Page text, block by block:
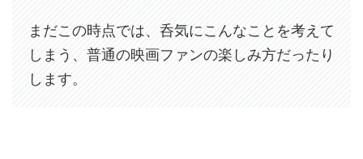
まだこの時点では、呑気にこんなことを考えて
しまう、普通の映画ファンの楽しみ方だったり
します。